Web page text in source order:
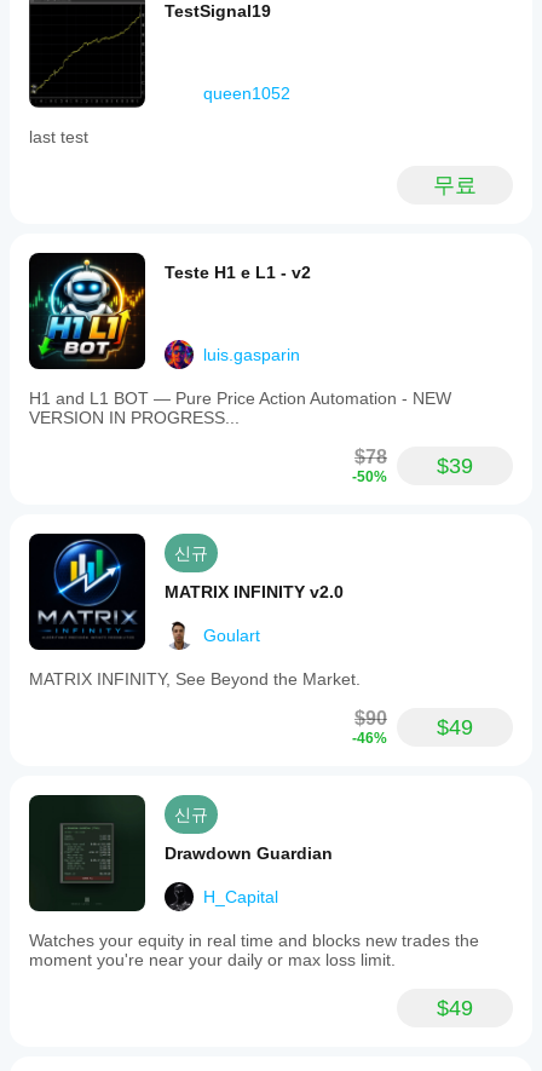
TestSignal19
queen1052
last test
무료
Teste H1 e L1 - v2
luis.gasparin
H1 and L1 BOT — Pure Price Action Automation - NEW
VERSION IN PROGRESS...
$78
-50% $39
신규
MATRIX INFINITY v2.0
Goulart
MATRIX INFINITY, See Beyond the Market.
$90
-46% $49
신규
Drawdown Guardian
H_Capital
Watches your equity in real time and blocks new trades the
moment you're near your daily or max loss limit.
$49